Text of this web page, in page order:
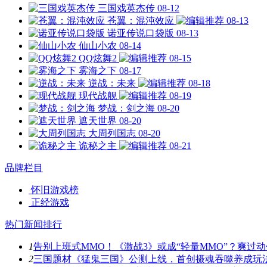
三国戏英杰传 08-12
苍翼：混沌效应
08-13
诺亚传说口袋版 08-13
仙山小农 08-14
QQ炫舞2
08-15
雾海之下 08-17
逆战：未来
08-18
现代战舰
08-19
梦战：剑之海 08-20
遮天世界 08-20
大周列国志 08-20
诡秘之主
08-21
品牌栏目
怀旧游戏榜
正经游戏
热门新闻排行
1告别上班式MMO！《激战3》或成“轻量MMO”？爽过
2三国题材《猛鬼三国》公测上线，首创摄魂吞噬养成玩